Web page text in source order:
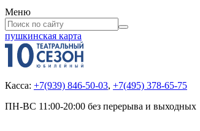
Меню
пушкинская карта
Касса: +7(939) 846-50-03, +7(495) 378-65-75
ПН-ВС 11:00-20:00 без перерыва и выходных